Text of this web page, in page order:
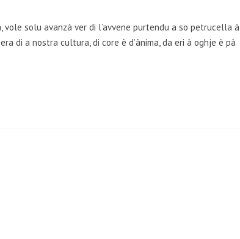
vole solu avanzà ver di l’avvene purtendu a so petrucella à
di a nostra cultura, di core è d’ànima, da eri à oghje è pà